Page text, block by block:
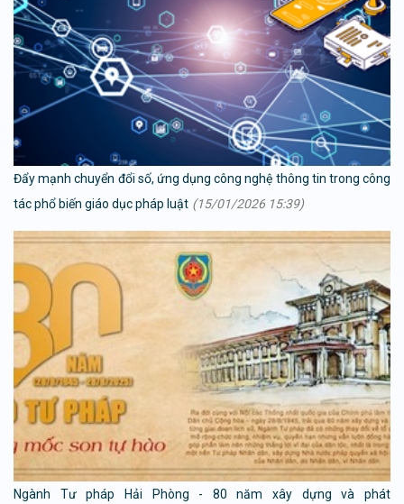
Đẩy mạnh chuyển đổi số, ứng dụng công nghệ thông tin trong công
tác phổ biến giáo dục pháp luật (15/01/2026 15:39)
Ngành Tư pháp Hải Phòng - 80 năm xây dựng và phát